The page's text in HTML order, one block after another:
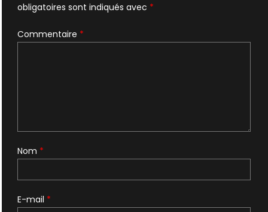
obligatoires sont indiqués avec *
Commentaire *
Nom *
E-mail *